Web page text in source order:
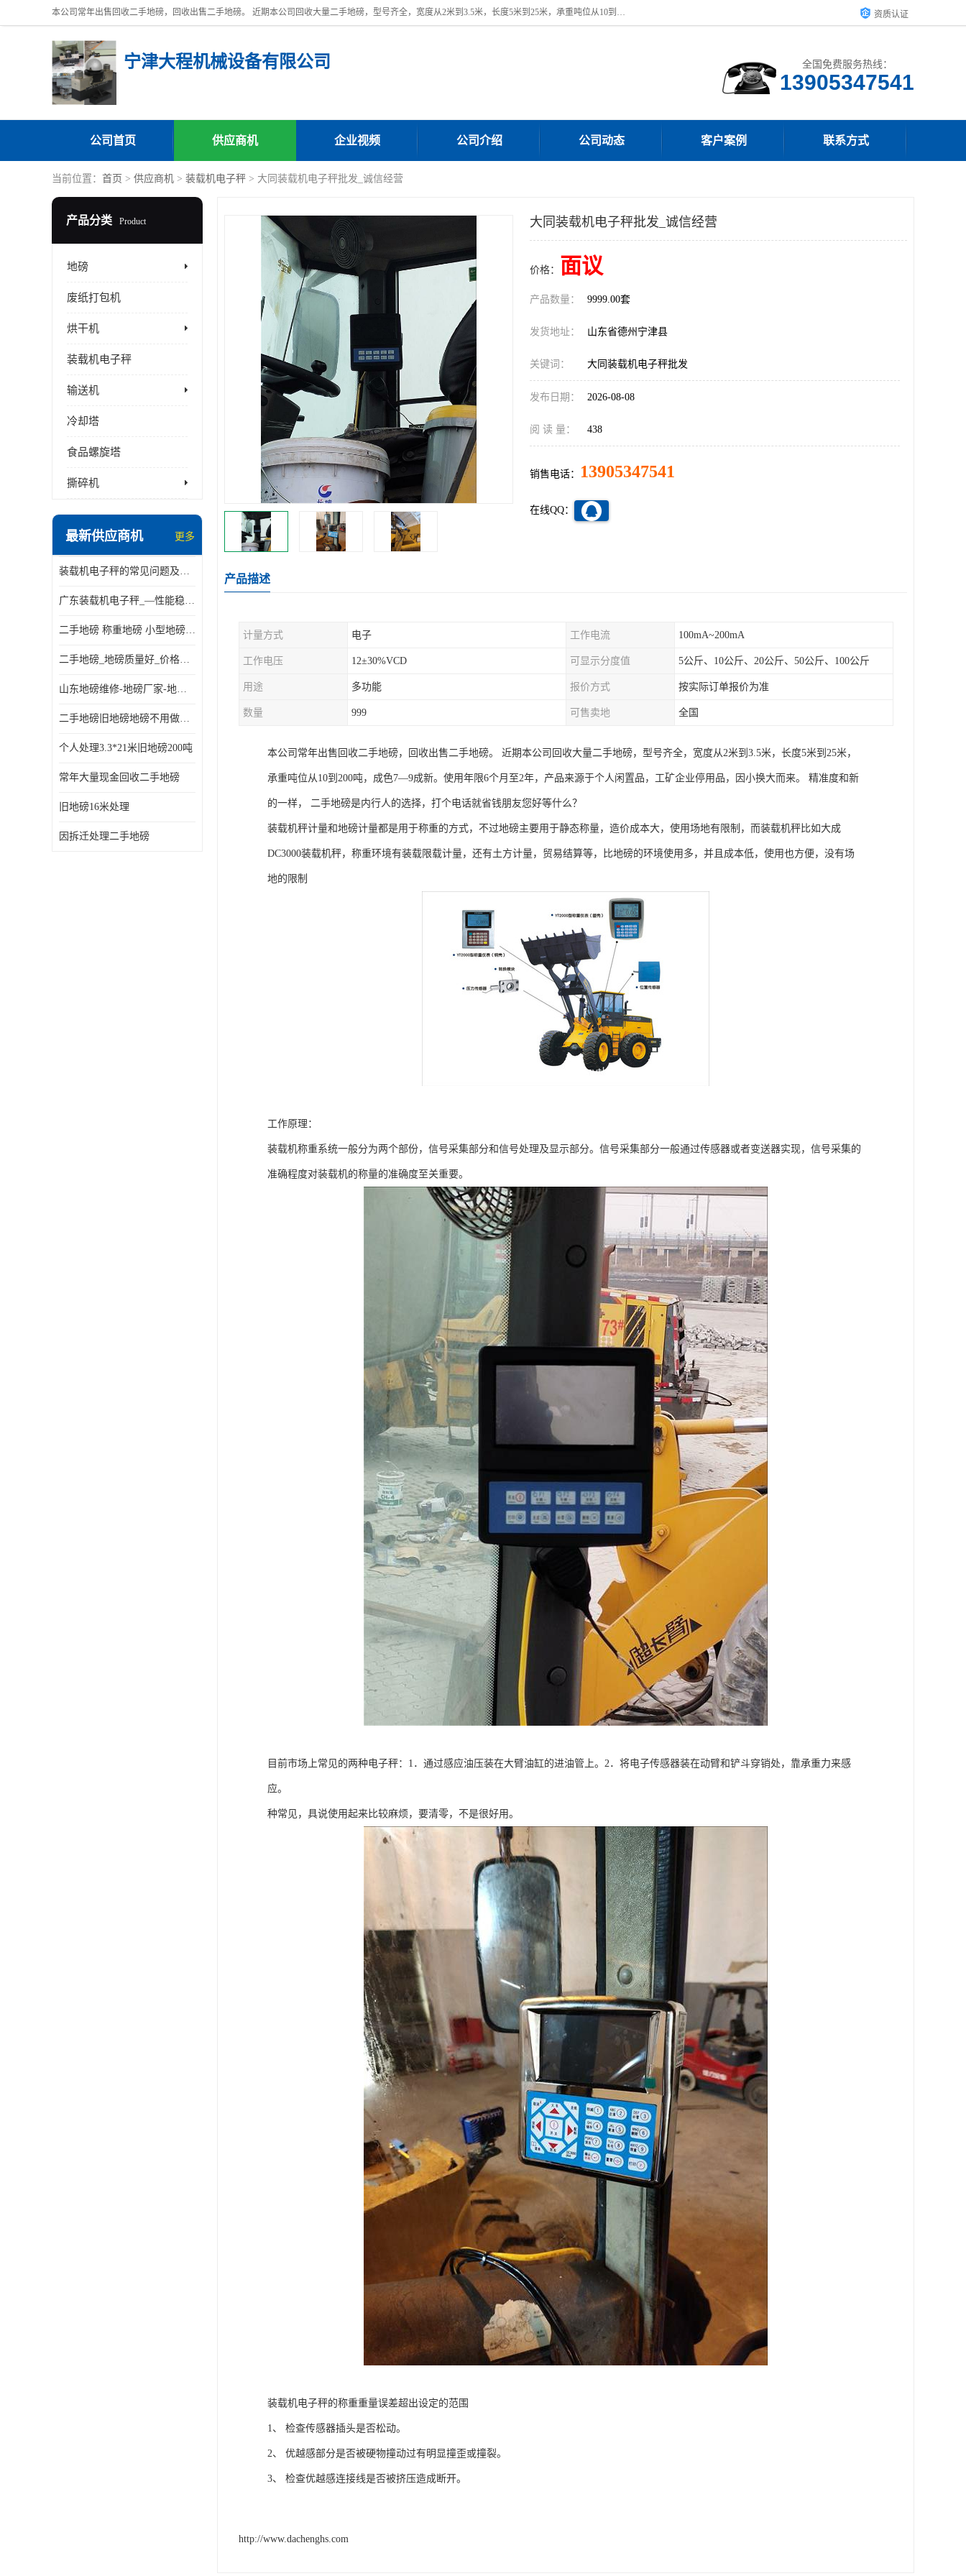
本公司常年出售回收二手地磅，回收出售二手地磅。 近期本公司回收大量二手地磅，型号齐全，宽度从2米到3.5米，长度5米到25米，承重吨位从10到200吨，成色7—9成新。 ? 使用年限6个月至2年，产品来源于个人闲置品，工矿企业停用品，因小换大而来。 精准度和新的一样， 二手地磅是内行人的选择，打个电话就省钱朋友您好等什么 资质认证
宁津大程机械设备有限公司 全国免费服务热线：
13905347541
公司首页 供应商机 企业视频 公司介绍 公司动态 客户案例 联系方式
当前位置： 首页 > 供应商机 > 装载机电子秤 > 大同装载机电子秤批发_诚信经营
产品分类 Product
地磅
废纸打包机
烘干机
装载机电子秤
输送机
冷却塔
食品螺旋塔
撕碎机
最新供应商机 更多
装载机电子秤的常见问题及解决方法介绍
广东装载机电子秤_—性能稳定—操作简单—品质可靠
二手地磅 称重地磅 小型地磅 一百吨地磅
二手地磅_地磅质量好_价格便宜这里找【地磅行家】
山东地磅维修-地磅厂家-地磅价格-二手地磅
二手地磅旧地磅地磅不用做地基
个人处理3.3*21米旧地磅200吨
常年大量现金回收二手地磅
旧地磅16米处理
因拆迁处理二手地磅
大同装载机电子秤批发_诚信经营
价格： 面议
产品数量： 9999.00套
发货地址： 山东省德州宁津县
关键词： 大同装载机电子秤批发
发布日期： 2026-08-08
阅 读 量： 438
销售电话： 13905347541
在线QQ：
产品描述
计量方式 电子 工作电流 100mA~200mA
工作电压 12±30%VCD 可显示分度值 5公斤、10公斤、20公斤、50公斤、100公斤
用途 多功能 报价方式 按实际订单报价为准
数量 999 可售卖地 全国
本公司常年出售回收二手地磅，回收出售二手地磅。 近期本公司回收大量二手地磅，型号齐全，宽度从2米到3.5米，长度5米到25米，
承重吨位从10到200吨，成色7—9成新。使用年限6个月至2年，产品来源于个人闲置品，工矿企业停用品，因小换大而来。 精准度和新
的一样， 二手地磅是内行人的选择，打个电话就省钱朋友您好等什么？
装载机秤计量和地磅计量都是用于称重的方式，不过地磅主要用于静态称量，造价成本大，使用场地有限制，而装载机秤比如大成
DC3000装载机秤，称重环境有装载限载计量，还有土方计量，贸易结算等，比地磅的环境使用多，并且成本低，使用也方便，没有场
地的限制
工作原理：
装载机称重系统一般分为两个部份，信号采集部分和信号处理及显示部分。信号采集部分一般通过传感器或者变送器实现，信号采集的
准确程度对装载机的称量的准确度至关重要。
目前市场上常见的两种电子秤：1．通过感应油压装在大臂油缸的进油管上。2．将电子传感器装在动臂和铲斗穿销处，靠承重力来感
应。
种常见，具说使用起来比较麻烦，要清零，不是很好用。
装载机电子秤的称重重量误差超出设定的范围
1、 检查传感器插头是否松动。
2、 优越感部分是否被硬物撞动过有明显撞歪或撞裂。
3、 检查优越感连接线是否被挤压造成断开。
http://www.dachenghs.com